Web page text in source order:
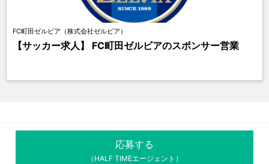
FC町田ゼルビア（株式会社ゼルビア）
【サッカー求人】 FC町田ゼルビアのスポンサー営業
応募する
（HALF TIMEエージェント）